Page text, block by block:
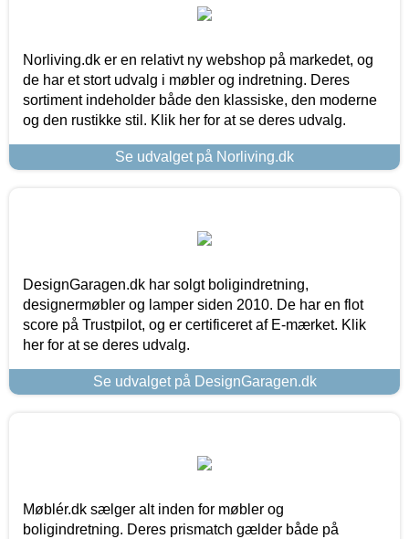
Norliving.dk er en relativt ny webshop på markedet, og
de har et stort udvalg i møbler og indretning. Deres
sortiment indeholder både den klassiske, den moderne
og den rustikke stil. Klik her for at se deres udvalg.
Se udvalget på Norliving.dk
DesignGaragen.dk har solgt boligindretning,
designermøbler og lamper siden 2010. De har en flot
score på Trustpilot, og er certificeret af E-mærket. Klik
her for at se deres udvalg.
Se udvalget på DesignGaragen.dk
Møblér.dk sælger alt inden for møbler og
boligindretning. Deres prismatch gælder både på